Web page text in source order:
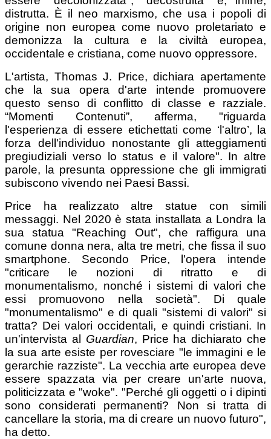
distrutta. È il neo marxismo, che usa i popoli di
origine non europea come nuovo proletariato e
demonizza la cultura e la civiltà europea,
occidentale e cristiana, come nuovo oppressore.
L'artista, Thomas J. Price, dichiara apertamente
che la sua opera d'arte intende promuovere
questo senso di conflitto di classe e razziale.
“Momenti Contenuti”, afferma, "riguarda
l'esperienza di essere etichettati come ‘l'altro’, la
forza dell'individuo nonostante gli atteggiamenti
pregiudiziali verso lo status e il valore". In altre
parole, la presunta oppressione che gli immigrati
subiscono vivendo nei Paesi Bassi.
Price ha realizzato altre statue con simili
messaggi. Nel 2020 è stata installata a Londra la
sua statua "Reaching Out", che raffigura una
comune donna nera, alta tre metri, che fissa il suo
smartphone. Secondo Price, l'opera intende
"criticare le nozioni di ritratto e di
monumentalismo, nonché i sistemi di valori che
essi promuovono nella società". Di quale
"monumentalismo" e di quali "sistemi di valori" si
tratta? Dei valori occidentali, e quindi cristiani. In
un'intervista al Guardian, Price ha dichiarato che
la sua arte esiste per rovesciare "le immagini e le
gerarchie razziste". La vecchia arte europea deve
essere spazzata via per creare un'arte nuova,
politicizzata e "woke". "Perché gli oggetti o i dipinti
sono considerati permanenti? Non si tratta di
cancellare la storia, ma di creare un nuovo futuro",
ha detto.